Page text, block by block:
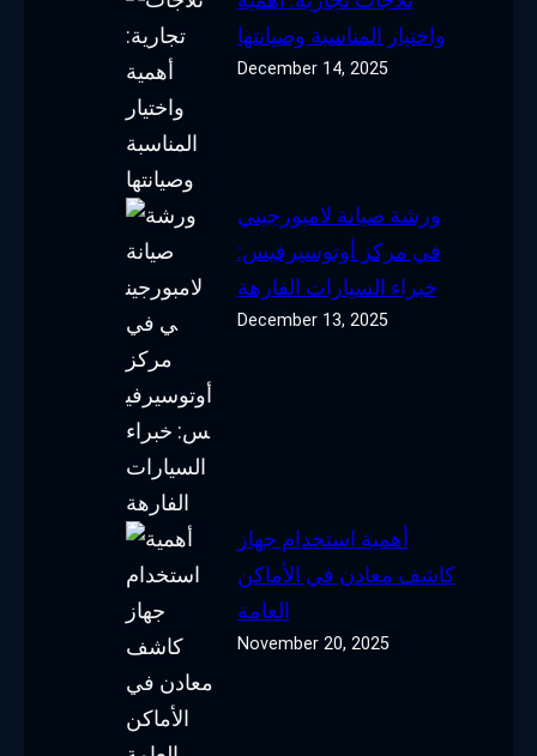
واختيار المناسبة وصيانتها
December 14, 2025
ورشة صيانة لامبورجيني
في مركز أوتوسيرفيس:
خبراء السيارات الفارهة
December 13, 2025
أهمية استخدام جهاز
كاشف معادن في الأماكن
العامة
November 20, 2025